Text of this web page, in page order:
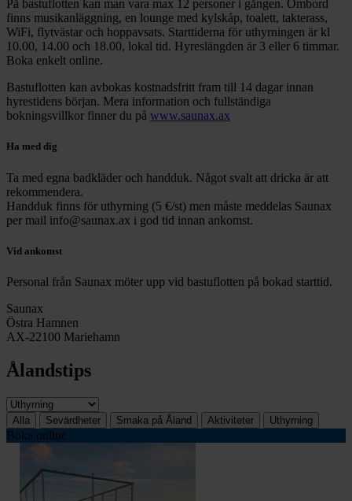
På bastuflotten kan man vara max 12 personer i gången. Ombord
finns musikanläggning, en lounge med kylskåp, toalett, takterass,
WiFi, flytvästar och hoppavsats. Starttiderna för uthyrningen är kl
10.00, 14.00 och 18.00, lokal tid. Hyreslängden är 3 eller 6 timmar.
Boka enkelt online.
Bastuflotten kan avbokas kostnadsfritt fram till 14 dagar innan
hyrestidens början. Mera information och fullständiga
bokningsvillkor finner du på www.saunax.ax
Ha med dig
Ta med egna badkläder och handduk. Något svalt att dricka är att
rekommendera.
Handduk finns för uthyrning (5 €/st) men måste meddelas Saunax
per mail info@saunax.ax i god tid innan ankomst.
Vid ankomst
Personal från Saunax möter upp vid bastuflotten på bokad starttid.
Saunax
Östra Hamnen
AX-22100 Mariehamn
Ålandstips
Alla Sevärdheter Smaka på Åland Aktiviteter Uthyrning
Boka online